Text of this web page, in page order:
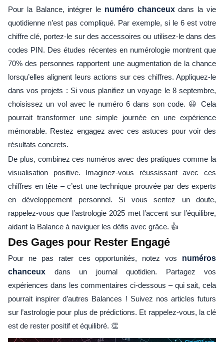
Pour la Balance, intégrer le numéro chanceuxdans la vie
quotidienne n’est pas compliqué. Par exemple, si le 6 est votre
chiffre clé, portez-le sur des accessoires ou utilisez-le dans des
codes PIN. Des études récentes en numérologie montrent que
70% des personnes rapportent une augmentation de la chance
lorsqu’elles alignent leurs actions sur ces chiffres. Appliquez-le
dans vos projets : Si vous planifiez un voyage le 8 septembre,
choisissez un vol avec le numéro 6 dans son code. 😃 Cela
pourrait transformer une simple journée en une expérience
mémorable. Restez engagez avec ces astuces pour voir des
résultats concrets.
De plus, combinez ces numéros avec des pratiques comme la
visualisation positive. Imaginez-vous réussissant avec ces
chiffres en tête – c’est une technique prouvée par des experts
en développement personnel. Si vous sentez un doute,
rappelez-vous que l’astrologie 2025 met l’accent sur l’équilibre,
aidant la Balance à naviguer les défis avec grâce. 👍
Des Gages pour Rester Engagé
Pour ne pas rater ces opportunités, notez vos numéros
chanceux dans un journal quotidien. Partagez vos
expériences dans les commentaires ci-dessous – qui sait, cela
pourrait inspirer d’autres Balances ! Suivez nos articles futurs
sur l’astrologie pour plus de prédictions. Et rappelez-vous, la clé
est de rester positif et équilibré. 👏